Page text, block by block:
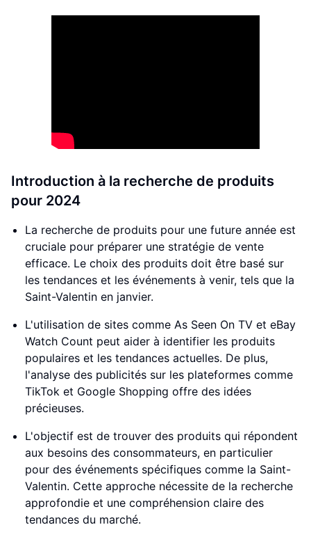
Introduction à la recherche de produits
pour 2024
La recherche de produits pour une future année est
cruciale pour préparer une stratégie de vente
efficace. Le choix des produits doit être basé sur
les tendances et les événements à venir, tels que la
Saint-Valentin en janvier.
L'utilisation de sites comme As Seen On TV et eBay
Watch Count peut aider à identifier les produits
populaires et les tendances actuelles. De plus,
l'analyse des publicités sur les plateformes comme
TikTok et Google Shopping offre des idées
précieuses.
L'objectif est de trouver des produits qui répondent
aux besoins des consommateurs, en particulier
pour des événements spécifiques comme la Saint-
Valentin. Cette approche nécessite de la recherche
approfondie et une compréhension claire des
tendances du marché.